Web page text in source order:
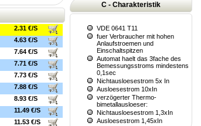
2.31 €/S
4.63 €/S
7.64 €/S
7.71 €/S
7.73 €/S
7.88 €/S
8.93 €/S
11.49 €/S
11.53 €/S
C - Charakteristik
VDE 0641 T11
fuer Verbraucher mit hohen
Anlaufstroemen und
Einschaltspitzen
Automat haelt das 3fache des
Bemessungsstroms mindestens
0,1sec
Nichtausloesestrom 5x In
Ausloesestrom 10xIn
verzögerter Thermo-
bimetallausloeser:
Nichtausloesestrom 1,3xIn
Ausloesestrom 1,45xIn